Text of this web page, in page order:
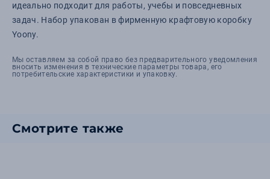
идеально подходит для работы, учебы и повседневных
задач. Набор упакован в фирменную крафтовую коробку
Yoony.
Мы оставляем за собой право без предварительного уведомления
вносить изменения в технические параметры товара, его
потребительские характеристики и упаковку.
Смотрите также